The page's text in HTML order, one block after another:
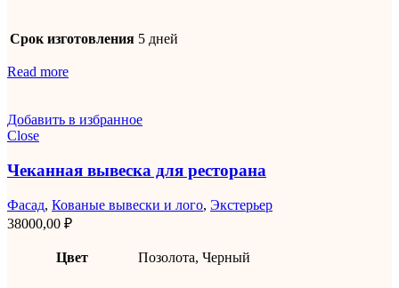
Срок изготовления 5 дней
Read more
Добавить в избранное
Close
Чеканная вывеска для ресторана
Фасад, Кованые вывески и лого, Экстерьер
38000,00 ₽
Цвет Позолота, Черный